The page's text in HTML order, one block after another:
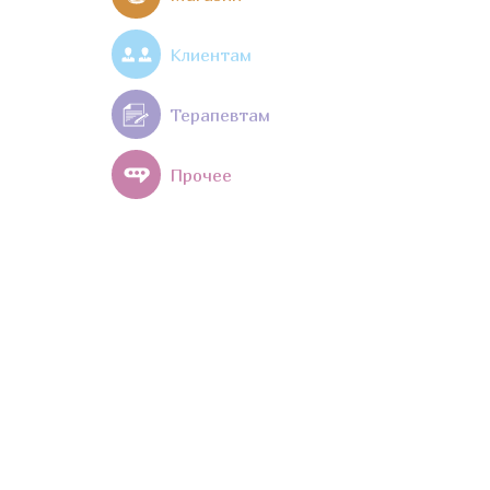
Клиентам
Терапевтам
Прочее